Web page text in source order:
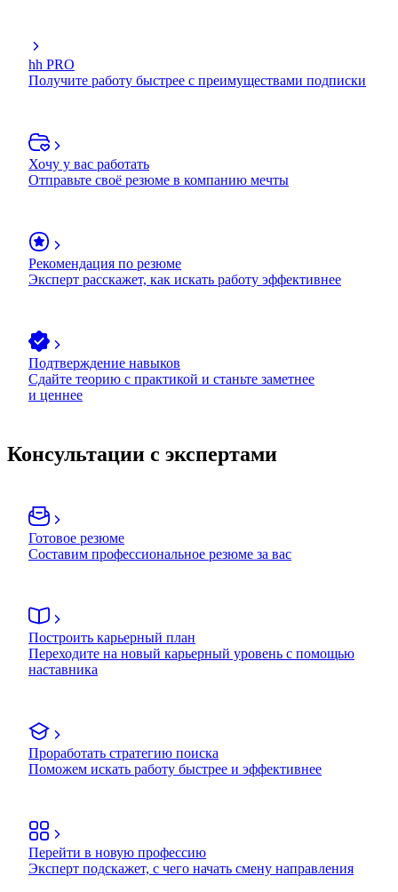
hh PRO
Получите работу быстрее с преимуществами подписки
Хочу у вас работать
Отправьте своё резюме в компанию мечты
Рекомендация по резюме
Эксперт расскажет, как искать работу эффективнее
Подтверждение навыков
Сдайте теорию с практикой и станьте заметнее
и ценнее
Консультации с экспертами
Готовое резюме
Составим профессиональное резюме за вас
Построить карьерный план
Переходите на новый карьерный уровень с помощью
наставника
Проработать стратегию поиска
Поможем искать работу быстрее и эффективнее
Перейти в новую профессию
Эксперт подскажет, с чего начать смену направления